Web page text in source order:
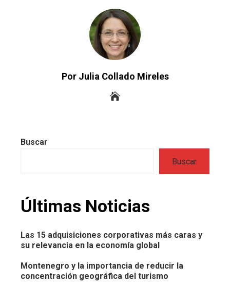
Por Julia Collado Mireles
Buscar
Buscar
Últimas Noticias
Las 15 adquisiciones corporativas más caras y
su relevancia en la economía global
Montenegro y la importancia de reducir la
concentración geográfica del turismo